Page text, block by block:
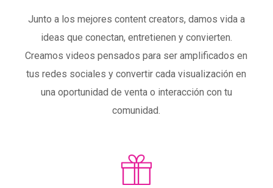
Junto a los mejores content creators, damos vida a
ideas que conectan, entretienen y convierten.
Creamos videos pensados para ser amplificados en
tus redes sociales y convertir cada visualización en
una oportunidad de venta o interacción con tu
comunidad.